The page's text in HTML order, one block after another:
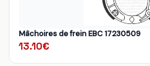
Mâchoires de frein EBC 17230509
13.10€